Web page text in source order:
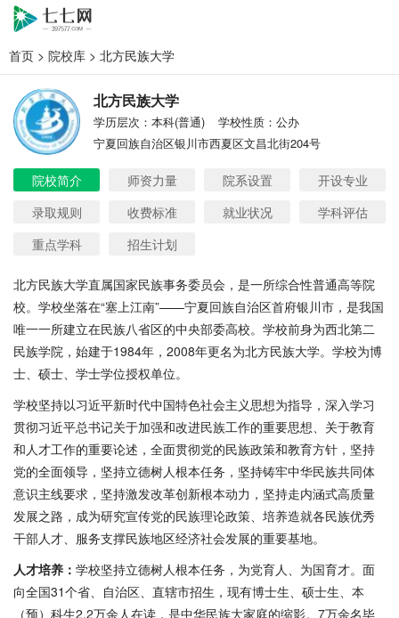
首页 > 院校库 > 北方民族大学
北方民族大学
学历层次：本科(普通)
学校性质：公办
宁夏回族自治区银川市西夏区文昌北街204号
院校简介 师资力量 院系设置
开设专业
录取规则
收费标准 就业状况
学科评估
重点学科
招生计划
北方民族大学直属国家民族事务委员会，是一所综合性普通高等院
校。学校坐落在“塞上江南”——宁夏回族自治区首府银川市，是我国
唯一一所建立在民族八省区的中央部委高校。学校前身为西北第二
民族学院，始建于1984年，2008年更名为北方民族大学。学校为博
士、硕士、学士学位授权单位。
学校坚持以习近平新时代中国特色社会主义思想为指导，深入学习
贯彻习近平总书记关于加强和改进民族工作的重要思想、关于教育
和人才工作的重要论述，全面贯彻党的民族政策和教育方针，坚持
党的全面领导，坚持立德树人根本任务，坚持铸牢中华民族共同体
意识主线要求，坚持激发改革创新根本动力，坚持走内涵式高质量
发展之路，成为研究宣传党的民族理论政策、培养造就各民族优秀
干部人才、服务支撑民族地区经济社会发展的重要基地。
人才培养： 学校坚持立德树人根本任务，为党育人、为国育才。面
向全国31个省、自治区、直辖市招生，现有博士生、硕士生、本
（预）科生2.2万余人在读，是中华民族大家庭的缩影。7万余名毕